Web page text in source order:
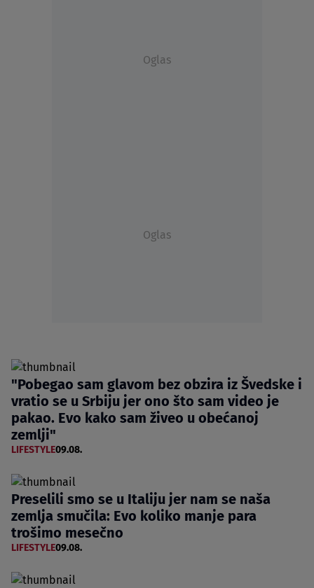
Oglas
Oglas
"Pobegao sam glavom bez obzira iz Švedske i
vratio se u Srbiju jer ono što sam video je
pakao. Evo kako sam živeo u obećanoj
zemlji"
LIFESTYLE09.08.
Preselili smo se u Italiju jer nam se naša
zemlja smučila: Evo koliko manje para
trošimo mesečno
LIFESTYLE09.08.